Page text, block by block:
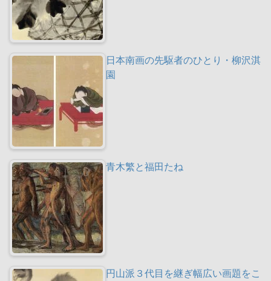
日本南画の先駆者のひとり・柳沢淇
園
青木繁と福田たね
円山派３代目を継ぎ幅広い画題をこ